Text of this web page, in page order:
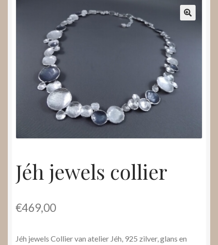
Video’s
Submenu
uitvouwen
Jéh jewels collier
€469,00
Jéh jewels Collier van atelier Jéh, 925 zilver, glans en